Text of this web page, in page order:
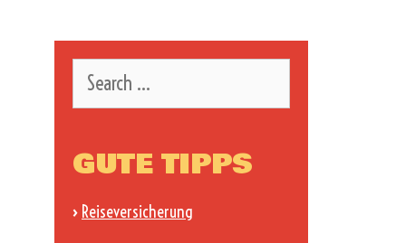
for:
GUTE TIPPS
› Reiseversicherung